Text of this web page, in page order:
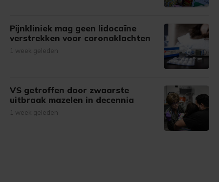
Pijnkliniek mag geen lidocaïne
verstrekken voor coronaklachten
1 week geleden
VS getroffen door zwaarste
uitbraak mazelen in decennia
1 week geleden